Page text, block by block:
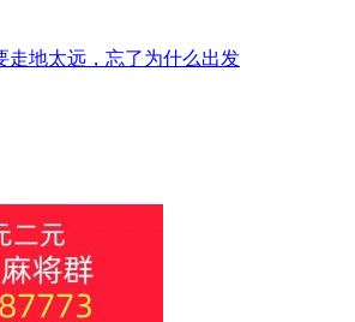
走地太远，忘了为什么出发